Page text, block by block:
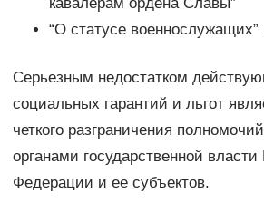
кавалерам ордена Славы”
“О статусе военнослужащих”
Серьезным недостатком
социальных гарантий и льгот
четкого разграничения
органами государственной власти
Федерации и ее субъектов.